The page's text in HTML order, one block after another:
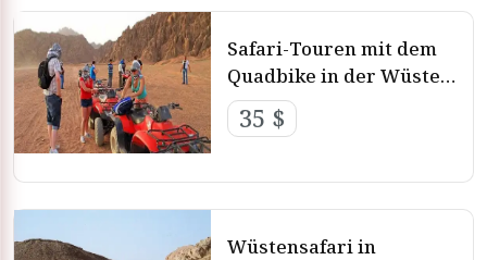
Safari-Touren mit dem
Quadbike in der Wüste
von Hurghada
35 $
Wüstensafari in